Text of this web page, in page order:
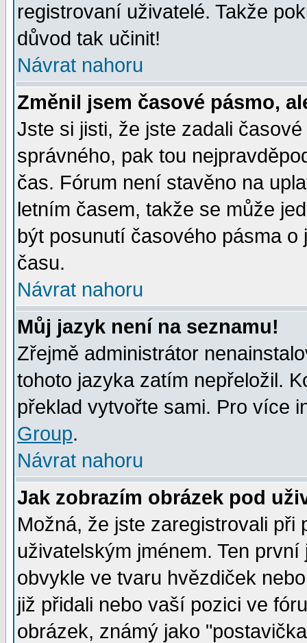
registrovaní uživatelé. Takže
důvod tak učinit!
Návrat nahoru
Změnil jsem časové pásmo,
Jste si jisti, že jste zadali
správného, pak tou
čas. Fórum není stavěno na
letním časem, takže se může
být posunutí časového pásma
času.
Návrat nahoru
Můj jazyk není na seznamu!
Zřejmě administrátor
tohoto jazyka zatím nepřeložil.
překlad vytvořte sami. Pro více
Group.
Návrat nahoru
Jak zobrazím obrázek pod
Možná, že jste zaregistrovali
uživatelským jménem. Ten
obvykle ve tvaru hvězdiček
již přidali nebo vaší pozici ve
obrázek, známý jako